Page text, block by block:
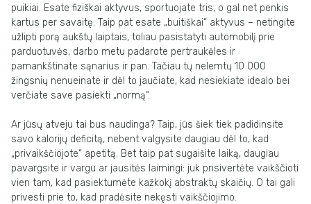
puikiai. Esate fiziškai aktyvus, sportuojate tris, o gal net penkis
kartus per savaitę. Taip pat esate „buitiškai“ aktyvus – netingite
užlipti porą aukštų laiptais, toliau pasistatyti automobilį prie
parduotuvės, darbo metu padarote pertraukėles ir
pamankštinate sąnarius ir pan. Tačiau tų nelemtų 10 000
žingsnių nenueinate ir dėl to jaučiate, kad nesiekiate idealo bei
verčiate save pasiekti „normą“.
Ar jūsų atveju tai bus naudinga? Taip, jūs šiek tiek padidinsite
savo kalorijų deficitą, nebent valgysite daugiau dėl to, kad
„privaikščiojote“ apetitą. Bet taip pat sugaišite laiką, daugiau
pavargsite ir vargu ar jausitės laimingi: juk prisivertėte vaikščioti
vien tam, kad pasiektumėte kažkokį abstraktų skaičių. O tai gali
privesti prie to, kad pradėsite nekęsti vaikščiojimo.